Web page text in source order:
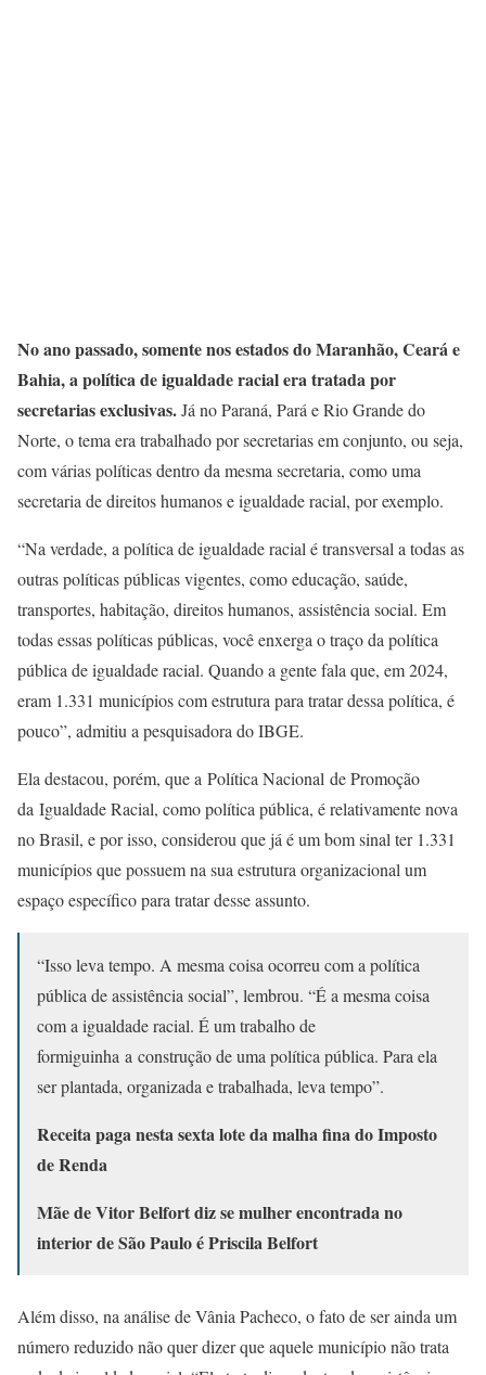
No ano passado, somente nos estados do Maranhão, Ceará e
Bahia, a política de igualdade racial era tratada por
secretarias exclusivas.Já no Paraná, Pará e Rio Grande do
Norte, o tema era trabalhado por secretarias em conjunto, ou seja,
com várias políticas dentro da mesma secretaria, como uma
secretaria de direitos humanos e igualdade racial, por exemplo.
“Na verdade, a política de igualdade racial é transversal a todas as
outras políticas públicas vigentes, como educação, saúde,
transportes, habitação, direitos humanos, assistência social. Em
todas essas políticas públicas, você enxerga o traço da política
pública de igualdade racial. Quando a gente fala que, em 2024,
eram 1.331 municípios com estrutura para tratar dessa política, é
pouco”, admitiu a pesquisadora do IBGE.
Ela destacou, porém, que a Política Nacional de Promoção
da Igualdade Racial, como política pública, é relativamente nova
no Brasil, e por isso, considerou que já é um bom sinal ter 1.331
municípios que possuem na sua estrutura organizacional um
espaço específico para tratar desse assunto.
“Isso leva tempo. A mesma coisa ocorreu com a política
pública de assistência social”, lembrou. “É a mesma coisa
com a igualdade racial. É um trabalho de
formiguinha a construção de uma política pública. Para ela
ser plantada, organizada e trabalhada, leva tempo”.
Receita paga nesta sexta lote da malha fina do Imposto
de Renda
Mãe de Vitor Belfort diz se mulher encontrada no
interior de São Paulo é Priscila Belfort
Além disso, na análise de Vânia Pacheco, o fato de ser ainda um
número reduzido não quer dizer que aquele município não trata